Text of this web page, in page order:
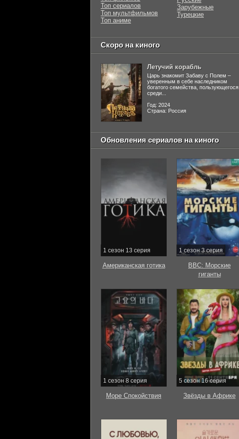
Топ сериалов
Топ мультфильмов
Топ аниме
Зарубежные
Турецкие
Скоро на киного
Летучий корабль
Царь знакомит Забаву с Полем –
уверенным в себе наследником
богатого семейства, пользующегося
среди...
Год: 2024
Страна: Россия
Обновления сериалов на киного
1 сезон 13 серия
Американская готика
1 сезон 3 серия
BBC: Морские
гиганты
1 сезон 8 серия
Море Спокойствия
5 сезон 16 серия
Звёзды в Африке